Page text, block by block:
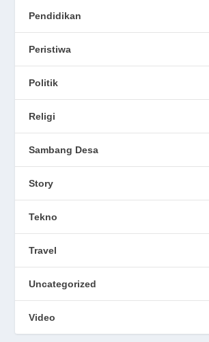
Pendidikan
Peristiwa
Politik
Religi
Sambang Desa
Story
Tekno
Travel
Uncategorized
Video